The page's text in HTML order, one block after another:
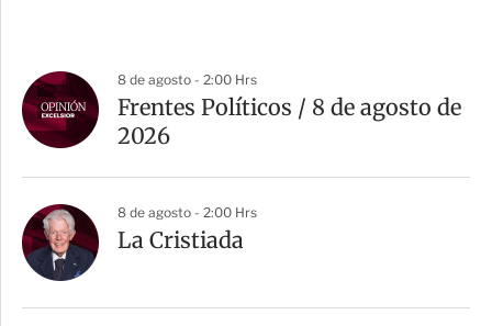
8 de agosto - 2:00 Hrs
Frentes Políticos / 8 de agosto de
2026
8 de agosto - 2:00 Hrs
La Cristiada